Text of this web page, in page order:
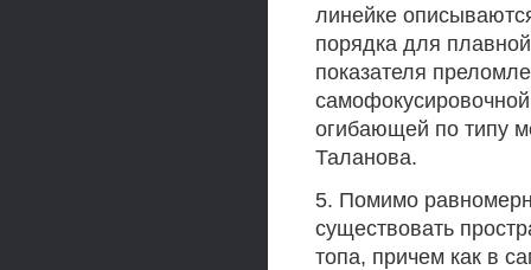
линейке
порядка для
показателя
огибающей по типу
Таланова.
5. Помимо
существовать
топа, причем как в